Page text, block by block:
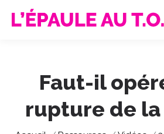
Faut-il
rupture de la